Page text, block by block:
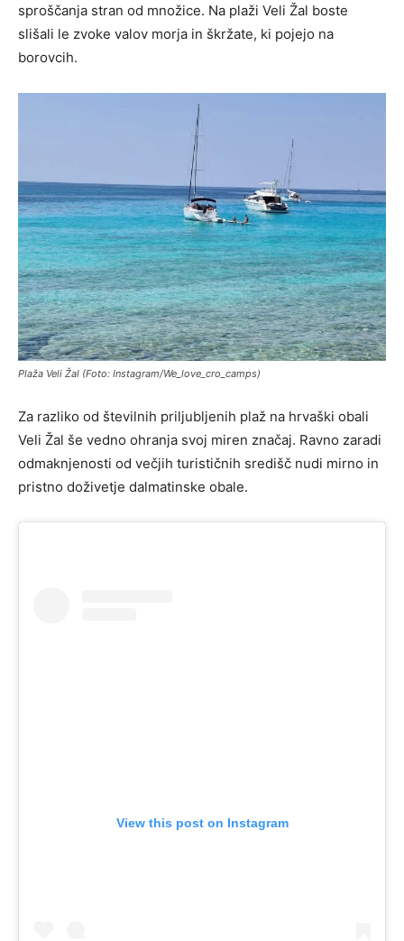
sproščanja stran od množice. Na plaži Veli Žal boste
slišali le zvoke valov morja in škržate, ki pojejo na
borovcih.
Plaža Veli Žal (Foto: Instagram/We_love_cro_camps)
Za razliko od številnih priljubljenih plaž na hrvaški obali
Veli Žal še vedno ohranja svoj miren značaj. Ravno zaradi
odmaknjenosti od večjih turističnih središč nudi mirno in
pristno doživetje dalmatinske obale.
View this post on Instagram